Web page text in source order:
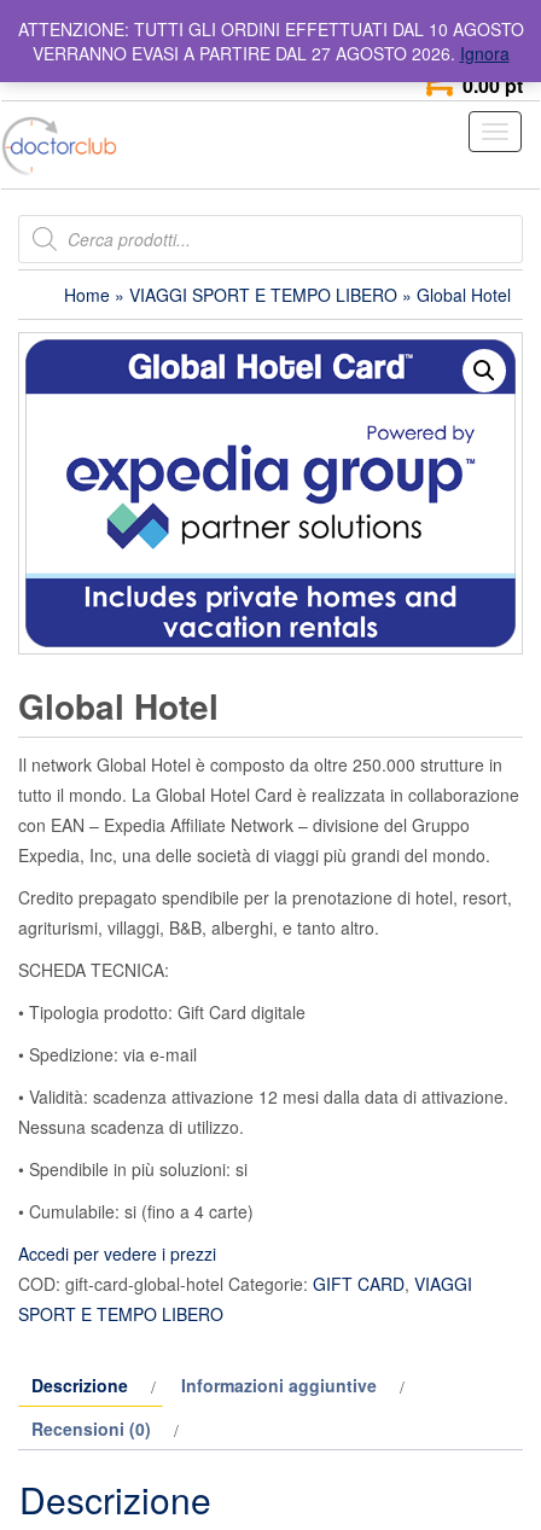
content
info@doctorclub.it Numero Verde 800 642 044
0
0.00 pt
Products
search
Home » VIAGGI SPORT E TEMPO LIBERO » Global Hotel
Global Hotel
Il network Global Hotel è composto da oltre 250.000 strutture in
tutto il mondo. La Global Hotel Card è realizzata in collaborazione
con EAN – Expedia Affiliate Network – divisione del Gruppo
Expedia, Inc, una delle società di viaggi più grandi del mondo.
Credito prepagato spendibile per la prenotazione di hotel, resort,
agriturismi, villaggi, B&B, alberghi, e tanto altro.
SCHEDA TECNICA:
• Tipologia prodotto: Gift Card digitale
• Spedizione: via e-mail
• Validità: scadenza attivazione 12 mesi dalla data di attivazione.
Nessuna scadenza di utilizzo.
• Spendibile in più soluzioni: si
• Cumulabile: si (fino a 4 carte)
Accedi per vedere i prezzi
COD: gift-card-global-hotel Categorie: GIFT CARD, VIAGGI
SPORT E TEMPO LIBERO
Descrizione
Informazioni aggiuntive
Recensioni (0)
Descrizione
ATTENZIONE: TUTTI GLI ORDINI EFFETTUATI DAL 10 AGOSTO
VERRANNO EVASI A PARTIRE DAL 27 AGOSTO 2026. Ignora